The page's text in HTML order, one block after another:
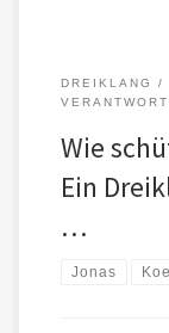
DREIKLANG
Wie
Ein
…
Jonas